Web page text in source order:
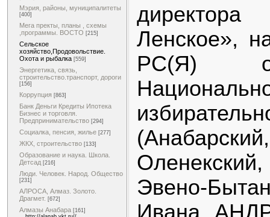
Мэрия, районы, муниципалитеты
[400]
Мега пректы, планы , схемы
,программы. ВОСТО [215]
Сельское
хозяйство,Продовольствие.
Охота и рыбалка [559]
Энергетика, связь,
строительство.транспорт, дороги
[156]
Коррупция [863]
Банк Деньги Кредиты Ипотека
Бизнес и торговля.
Предпринимательство [294]
Социалка, пенсия, жилье [277]
ЖКХ, строительство [133]
Образование и наука. Школа.
Детсад [216]
Люди. Человек. Народ. Общество
[231]
АЛРОСА, Алмаз. Золото.
Драгмет. [672]
Алмазы Анабара [161]
Ленское»,
РС(Я)
Эвено-
Ивана